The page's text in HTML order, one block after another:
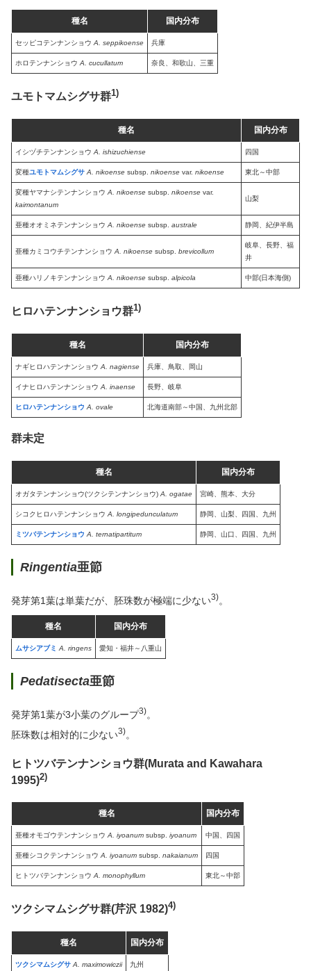
種名 国内分布
セッピコテンナンショウ A. seppikoense 兵庫
ホロテンナンショウ A. cucullatum 奈良、和歌山、三重
ユモトマムシグサ群1)
種名 国内分布
イシヅチテンナンショウ A. ishizuchiense 四国
変種ユモトマムシグサ A. nikoense subsp. nikoense var. nikoense 東北～中部
変種ヤマナシテンナンショウ A. nikoense subsp. nikoense var.
kaimontanum
山梨
亜種オオミネテンナンショウ A. nikoense subsp. australe 静岡、紀伊半島
亜種カミコウチテンナンショウ A. nikoense subsp. brevicollum
岐阜、長野、福
井
亜種ハリノキテンナンショウ A. nikoense subsp. alpicola 中部(日本海側)
ヒロハテンナンショウ群1)
種名 国内分布
ナギヒロハテンナンショウA. nagiense 兵庫、鳥取、岡山
イナヒロハテンナンショウA. inaense 長野、岐阜
ヒロハテンナンショウ A. ovale 北海道南部～中国、九州北部
群未定
種名 国内分布
オガタテンナンショウ(ツクシテンナンショウ)A. ogatae 宮崎、熊本、大分
シコクヒロハテンナンショウA. longipedunculatum 静岡、山梨、四国、九州
ミツバテンナンショウ A. ternatipartitum 静岡、山口、四国、九州
Ringentia亜節
発芽第1葉は単葉だが、胚珠数が極端に少ない3)。
種名 国内分布
ムサシアブミ A. ringens 愛知・福井～八重山
Pedatisecta亜節
発芽第1葉が3小葉のグループ3)。
胚珠数は相対的に少ない3)。
ヒトツバテンナンショウ群(Murata and Kawahara
1995)2)
種名 国内分布
亜種オモゴウテンナンショウ A. iyoanum subsp. iyoanum 中国、四国
亜種シコクテンナンショウ A. iyoanum subsp. nakaianum 四国
ヒトツバテンナンショウ A. monophyllum 東北～中部
ツクシマムシグサ群(芹沢 1982)4)
種名 国内分布
ツクシマムシグサ A. maximowiczii 九州